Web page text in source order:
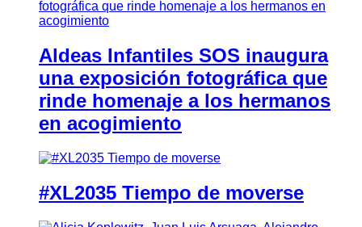
Aldeas Infantiles SOS inaugura
una exposición fotográfica que
rinde homenaje a los hermanos
en acogimiento
#XL2035 Tiempo de moverse